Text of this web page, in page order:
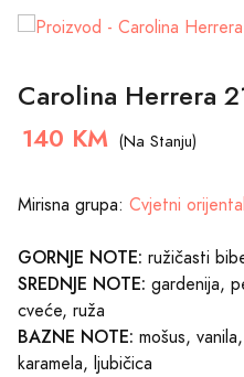
Carolina Herrera
140 KM (Na Stanju)
Mirisna grupa: Cvjetni
GORNJE NOTE: ružičasti
SREDNJE NOTE: gardenija,
cveće, ruža
BAZNE NOTE: mošus,
karamela, ljubičica